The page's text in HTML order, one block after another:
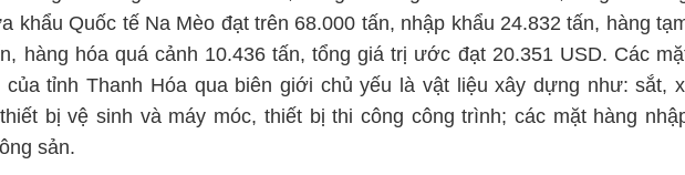
khẩu Quốc tế Na Mèo đạt trên 68.000 tấn, nhập khẩu 24.832 tấn, hàng
hàng hóa quá cảnh 10.436 tấn, tổng giá trị ước đạt 20.351 USD. Các
của tỉnh Thanh Hóa qua biên giới chủ yếu là vật liệu xây dựng như: sắt,
bị vệ sinh và máy móc, thiết bị thi công công trình; các mặt hàng
sản.